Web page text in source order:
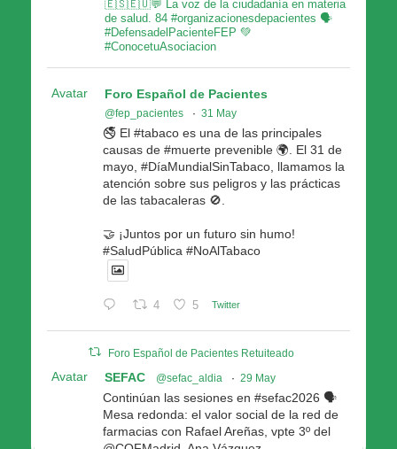
🇪🇸🇪🇺💬 La voz de la ciudadanía en materia
de salud. 84 #organizacionesdepacientes 🗣
#DefensadelPacienteFEP 💚
#ConocetuAsociacion
Avatar Foro Español de Pacientes
@fep_pacientes · 31 May
🚭 El #tabaco es una de las principales
causas de #muerte prevenible 🌍. El 31 de
mayo, #DíaMundialSinTabaco, llamamos la
atención sobre sus peligros y las prácticas
de las tabacaleras 🚫.
🤝 ¡Juntos por un futuro sin humo!
#SaludPública #NoAlTabaco
4 5 Twitter
Foro Español de Pacientes Retuiteado
Avatar SEFAC @sefac_aldia · 29 May
Continúan las sesiones en #sefac2026 🗣️
Mesa redonda: el valor social de la red de
farmacias con Rafael Areñas, vpte 3º del